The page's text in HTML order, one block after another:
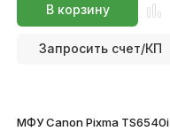
В корзину
Запросить счет/КП
МФУ Canon Pixma TS6540i